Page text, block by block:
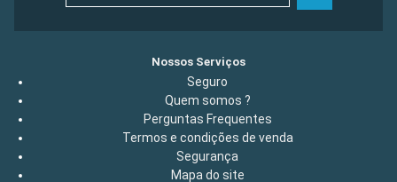
Nossos Serviços
Seguro
Quem somos ?
Perguntas Frequentes
Termos e condições de venda
Segurança
Mapa do site